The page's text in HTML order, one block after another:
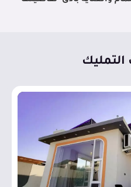
المزيد